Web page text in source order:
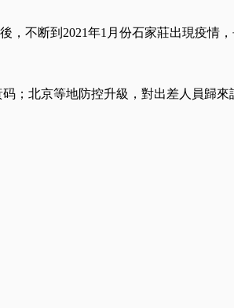
，不断到2021年1月份石家莊出現疫情
；北京等地防控升級，對出差人員歸來